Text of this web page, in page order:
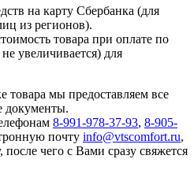
на карту Сбербанка (для
из регионов).
товара при оплате по
увеличивается) для
товара мы предоставляем все
документы.
8-991-978-37-93, 8-905-
почту info@vtscomfort.ru,
чего с Вами сразу свяжется